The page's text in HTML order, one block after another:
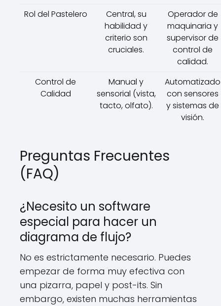
Rol del Pastelero
Central, su
habilidad y
criterio son
cruciales.
Operador de
maquinaria y
supervisor de
control de
calidad.
Control de
Calidad
Manual y
sensorial (vista,
tacto, olfato).
Automatizado
con sensores
y sistemas de
visión.
Preguntas Frecuentes
(FAQ)
¿Necesito un software
especial para hacer un
diagrama de flujo?
No es estrictamente necesario. Puedes
empezar de forma muy efectiva con
una pizarra, papel y post-its. Sin
embargo, existen muchas herramientas